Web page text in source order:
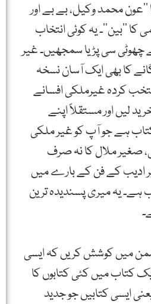
محمد وکیل، بے بے اور
کا ’’بین‘‘۔ یہ کوئی انتخاب
سی پڑیا سمجھیں۔ غیر
کا بھی ایک آسان نسخہ
کردہ غیرملکی افسانے
لیں اور مستقلاً اپنے
ہے جو آپ کو غیر ملکی
صغیر ملال کا نہ صرف
ادیب کے فن کے بارے میں
ہے۔ یہ میری پسندیدہ ترین
میں کوشش کریں کہ ایسی
کتاب میں کئی کتابوں کا
ایسی کتابیں جو جدید